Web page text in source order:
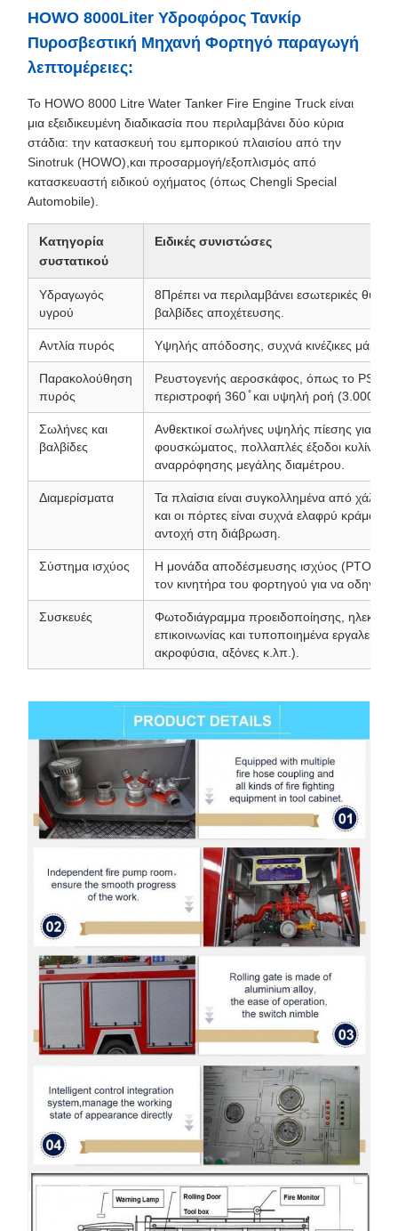
HOWO 8000Liter Υδροφόρος Τανκίρ
Πυροσβεστική Μηχανή Φορτηγό παραγωγή
λεπτομέρειες:
Το HOWO 8000 Litre Water Tanker Fire Engine Truck είναι
μια εξειδικευμένη διαδικασία που περιλαμβάνει δύο κύρια
στάδια: την κατασκευή του εμπορικού πλαισίου από την
Sinotruk (HOWO),και προσαρμογή/εξοπλισμός από
κατασκευαστή ειδικού οχήματος (όπως Chengli Special
Automobile).
Κατηγορία
συστατικού
Ειδικές συνιστώσες
Υδραγωγός
υγρού
8Πρέπει να περιλαμβάνει εσωτερικές
βαλβίδες αποχέτευσης.
Αντλία πυρός Υψηλής απόδοσης, συχνά κινέζικες
Παρακολούθηση
πυρός
Ρευστογενής αεροσκάφος, όπως το PS50
περιστροφή 360 ̊ και υψηλή ροή (3.000
Σωλήνες και
βαλβίδες
Ανθεκτικοί σωλήνες υψηλής πίεσης για
φουσκώματος, πολλαπλές έξοδοι
αναρρόφησης μεγάλης διαμέτρου.
Διαμερίσματα
Τα πλαίσια είναι συγκολλημένα από
και οι πόρτες είναι συχνά ελαφρύ κράμα
αντοχή στη διάβρωση.
Σύστημα ισχύος
Η μονάδα αποδέσμευσης ισχύος (PTO), η
τον κινητήρα του φορτηγού για να
Συσκευές
Φωτοδιάγραμμα προειδοποίησης,
επικοινωνίας και τυποποιημένα εργαλεία
ακροφύσια, αξόνες κ.λπ.).